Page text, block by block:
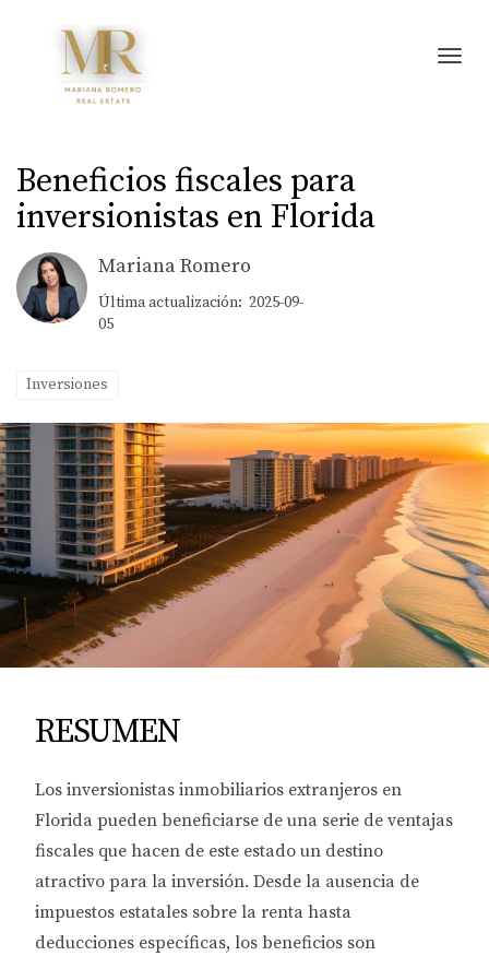
Beneficios fiscales para
inversionistas en Florida
Mariana Romero
Última actualización: 2025-09-
05
Inversiones
RESUMEN
Los inversionistas inmobiliarios extranjeros en
Florida pueden beneficiarse de una serie de ventajas
fiscales que hacen de este estado un destino
atractivo para la inversión. Desde la ausencia de
impuestos estatales sobre la renta hasta
deducciones específicas, los beneficios son